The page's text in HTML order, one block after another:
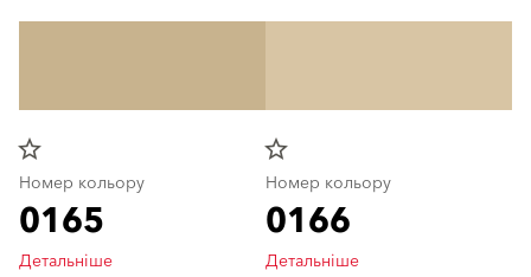
star_border
Номер кольору
0165
Детальніше
star_border
Номер кольору
0166
Детальніше